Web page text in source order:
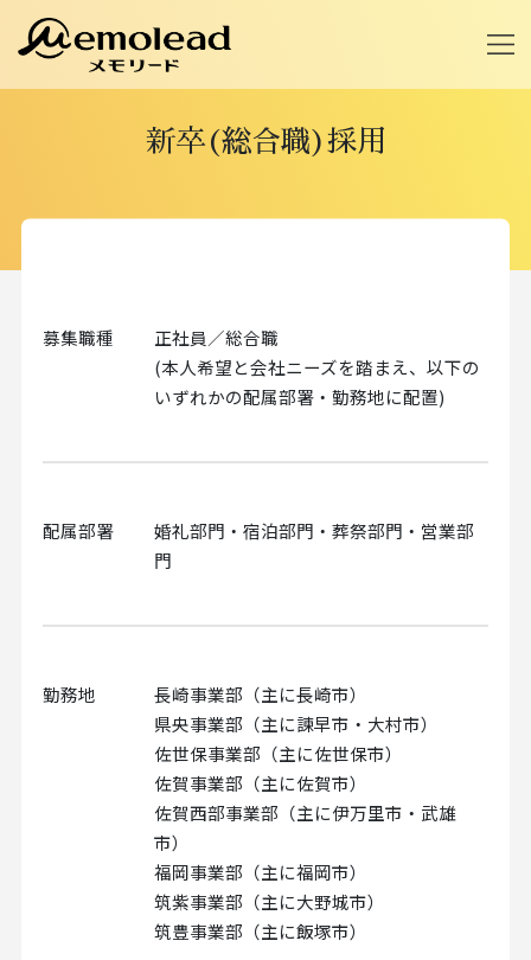
新卒(総合職)採用
募集職種
正社員／総合職
(本人希望と会社ニーズを踏まえ、以下の
いずれかの配属部署・勤務地に配置)
配属部署
婚礼部門・宿泊部門・葬祭部門・営業部
門
勤務地
長崎事業部（主に長崎市）
県央事業部（主に諫早市・大村市）
佐世保事業部（主に佐世保市）
佐賀事業部（主に佐賀市）
佐賀西部事業部（主に伊万里市・武雄
市）
福岡事業部（主に福岡市）
筑紫事業部（主に大野城市）
筑豊事業部（主に飯塚市）